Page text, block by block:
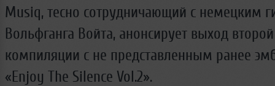
Musiq, тесно сотрудничающий с немецким
Вольфганга Войта, анонсирует выход
компиляции с не представленным ранее
«Enjoy The Silence Vol.2».